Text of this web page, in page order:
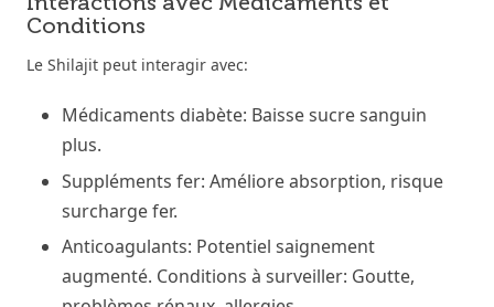
Conditions
Le Shilajit peut interagir avec:
Médicaments diabète: Baisse sucre sanguin
plus.
Suppléments fer: Améliore absorption, risque
surcharge fer.
Anticoagulants: Potentiel saignement
augmenté. Conditions à surveiller: Goutte,